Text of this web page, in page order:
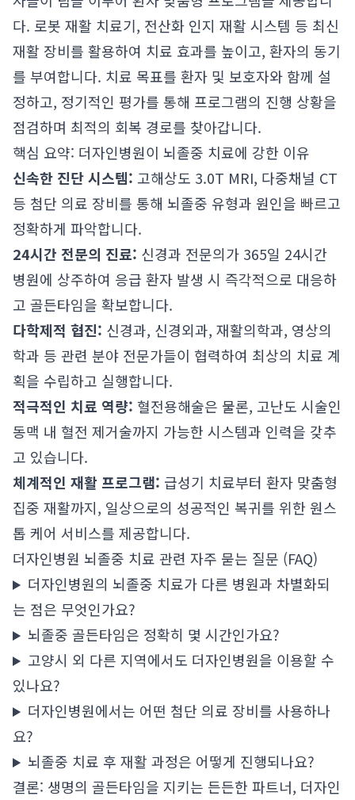
다. 로봇 재활 치료기, 전산화 인지 재활 시스템 등 최신
재활 장비를 활용하여 치료 효과를 높이고, 환자의 동기
를 부여합니다. 치료 목표를 환자 및 보호자와 함께 설
정하고, 정기적인 평가를 통해 프로그램의 진행 상황을
점검하며 최적의 회복 경로를 찾아갑니다.
핵심 요약: 더자인병원이 뇌졸중 치료에 강한 이유
신속한 진단 시스템: 고해상도 3.0T MRI, 다중채널 CT
등 첨단 의료 장비를 통해 뇌졸중 유형과 원인을 빠르고
정확하게 파악합니다.
24시간 전문의 진료: 신경과 전문의가 365일 24시간
병원에 상주하여 응급 환자 발생 시 즉각적으로 대응하
고 골든타임을 확보합니다.
다학제적 협진: 신경과, 신경외과, 재활의학과, 영상의
학과 등 관련 분야 전문가들이 협력하여 최상의 치료 계
획을 수립하고 실행합니다.
적극적인 치료 역량: 혈전용해술은 물론, 고난도 시술인
동맥 내 혈전 제거술까지 가능한 시스템과 인력을 갖추
고 있습니다.
체계적인 재활 프로그램: 급성기 치료부터 환자 맞춤형
집중 재활까지, 일상으로의 성공적인 복귀를 위한 원스
톱 케어 서비스를 제공합니다.
더자인병원 뇌졸중 치료 관련 자주 묻는 질문 (FAQ)
더자인병원의 뇌졸중 치료가 다른 병원과 차별화되
는 점은 무엇인가요?
뇌졸중 골든타임은 정확히 몇 시간인가요?
고양시 외 다른 지역에서도 더자인병원을 이용할 수
있나요?
더자인병원에서는 어떤 첨단 의료 장비를 사용하나
요?
뇌졸중 치료 후 재활 과정은 어떻게 진행되나요?
결론: 생명의 골든타임을 지키는 든든한 파트너, 더자인